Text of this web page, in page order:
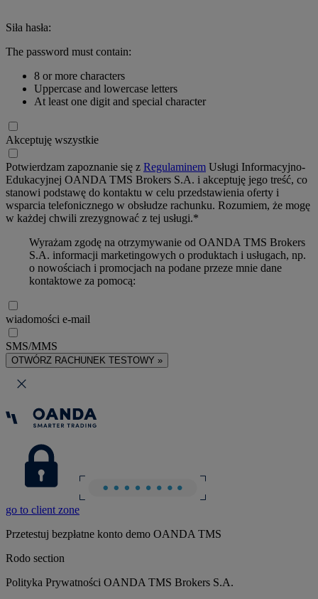
Siła hasła:
The password must contain:
8 or more characters
Uppercase and lowercase letters
At least one digit and special character
Akceptuję wszystkie
Potwierdzam zapoznanie się z Regulaminem Usługi Informacyjno-
Edukacyjnej OANDA TMS Brokers S.A. i akceptuję jego treść, co
stanowi podstawę do kontaktu w celu przedstawienia oferty i
wsparcia telefonicznego w obsłudze rachunku. Rozumiem, że mogę
w każdej chwili zrezygnować z tej usługi.*
Wyrażam zgodę na otrzymywanie od OANDA TMS Brokers
S.A. informacji marketingowych o produktach i usługach, np.
o nowościach i promocjach na podane przeze mnie dane
kontaktowe za pomocą:
wiadomości e-mail
SMS/MMS
OTWÓRZ RACHUNEK TESTOWY »
go to client zone
Przetestuj bezpłatne konto demo OANDA TMS
Rodo section
Polityka Prywatności OANDA TMS Brokers S.A.